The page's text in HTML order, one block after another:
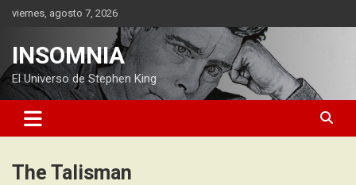
Saltarviernes, agosto 7, 2026
INSOMNIA
El Universo de Stephen King
The Talisman